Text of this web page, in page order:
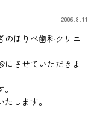
2006.8.11
のほりべ歯科クリニ
にさせていただきま
します。